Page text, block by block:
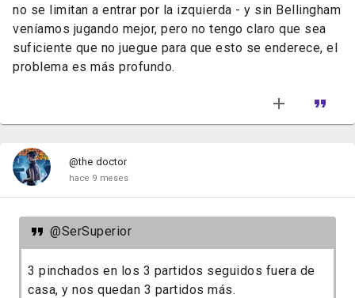
no se limitan a entrar por la izquierda - y sin Bellingham
veníamos jugando mejor, pero no tengo claro que sea
suficiente que no juegue para que esto se enderece, el
problema es más profundo.
@the doctor
hace 9 meses
@SerSuperior
3 pinchados en los 3 partidos seguidos fuera de
casa, y nos quedan 3 partidos más.